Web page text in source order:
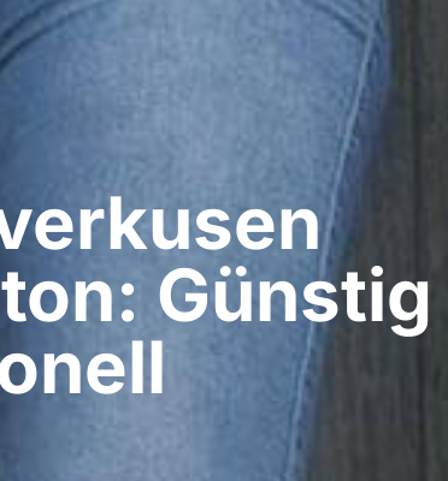
Günstig